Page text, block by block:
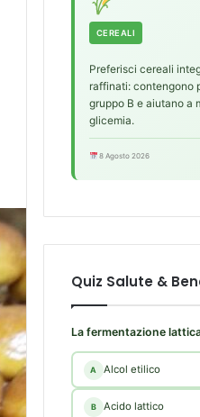
CEREALI
Preferisci cereali
raffinati: contengono
gruppo B e aiutano a
glicemia.
8 Agosto 2026
Quiz Salute &
La fermentazione
A Alcol etilico
B Acido lattico